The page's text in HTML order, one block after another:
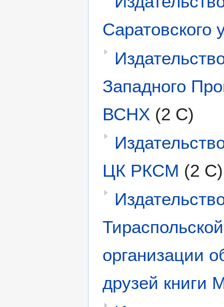
Саратовского
Западного
ВСНХ (2 С)
ЦК РКСМ (2 С)
Тираспольской
организации
друзей книги